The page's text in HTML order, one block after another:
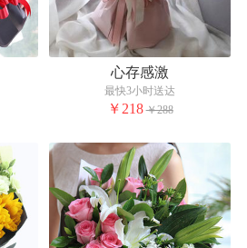
心存感激
最快3小时送达
￥218 ￥288